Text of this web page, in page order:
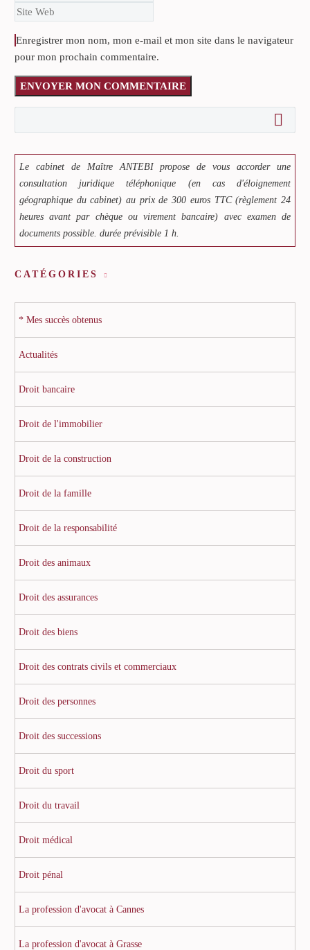
Enregistrer mon nom, mon e-mail et mon site dans le navigateur
pour mon prochain commentaire.
ENVOYER MON COMMENTAIRE
Le cabinet de Maître ANTEBI propose de vous accorder une
consultation juridique téléphonique (en cas d'éloignement
géographique du cabinet) au prix de 300 euros TTC (règlement 24
heures avant par chèque ou virement bancaire) avec examen de
documents possible. durée prévisible 1 h.
CATÉGORIES
* Mes succès obtenus
Actualités
Droit bancaire
Droit de l'immobilier
Droit de la construction
Droit de la famille
Droit de la responsabilité
Droit des animaux
Droit des assurances
Droit des biens
Droit des contrats civils et commerciaux
Droit des personnes
Droit des successions
Droit du sport
Droit du travail
Droit médical
Droit pénal
La profession d'avocat à Cannes
La profession d'avocat à Grasse